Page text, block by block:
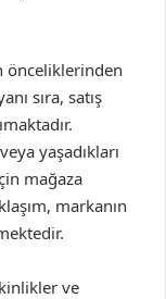
önceliklerinden
sıra, satış
yaşadıkları
mağaza
markanın
ve